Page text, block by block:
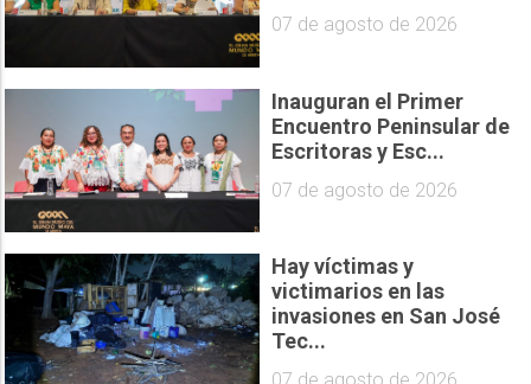
07 de agosto de 2026
Inauguran el Primer
Encuentro Peninsular de
Escritoras y Esc...
07 de agosto de 2026
Hay víctimas y
victimarios en las
invasiones en San José
Tec...